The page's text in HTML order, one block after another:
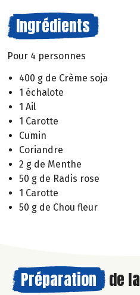
Ingrédients
Pour 4 personnes
400 g de Crème soja
1 échalote
1 Ail
1 Carotte
Cumin
Coriandre
2 g de Menthe
50 g de Radis rose
1 Carotte
50 g de Chou fleur
Préparation de la